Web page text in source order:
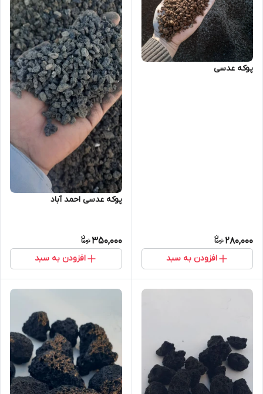
پوکه عدسی
280,000
افزودن به سبد
پوکه عدسی احمد آباد
350,000
افزودن به سبد